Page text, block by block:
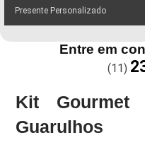
Presente Personalizado
Entre em
(11)
Kit Gourmet
Guarulhos